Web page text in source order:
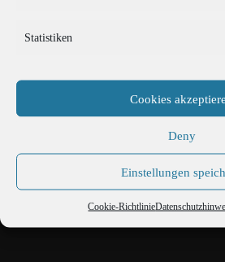
Statistiken
Cookies
Deny
Einstellungen
Cookie-Richtlinie